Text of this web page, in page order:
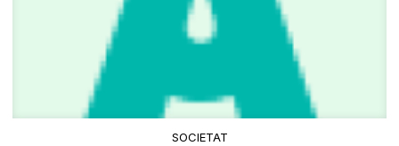
SOCIETAT